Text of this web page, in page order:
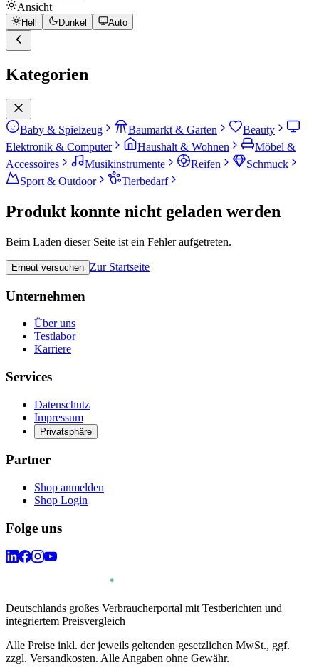
Ansicht
Hell Dunkel Auto
Kategorien
Baby & Spielzeug Baumarkt & Garten
Beauty
Elektronik & Computer
Haushalt & Wohnen
Möbel &
Accessoires
Musikinstrumente Reifen
Schmuck
Sport & Outdoor
Tierbedarf
Produkt konnte nicht geladen werden
Beim Laden dieser Seite ist ein Fehler aufgetreten.
Erneut versuchen Zur Startseite
Unternehmen
Über uns
Testlabor
Karriere
Services
Datenschutz
Impressum
Privatsphäre
Partner
Shop anmelden
Shop Login
Folge uns
Deutschlands großes Verbraucherportal mit Testberichten und
integriertem Preisvergleich
Alle Preise inkl. der jeweils geltenden gesetzlichen MwSt., ggf.
zzgl. Versandkosten. Alle Angaben ohne Gewähr.